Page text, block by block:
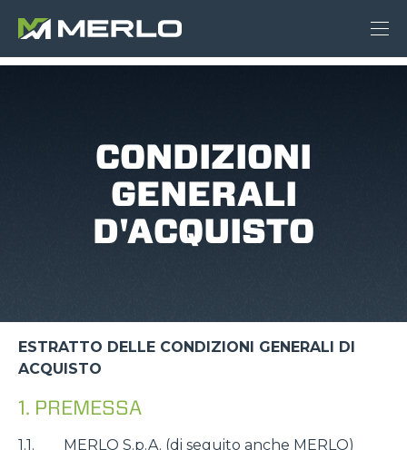
CONDIZIONI
GENERALI
D'ACQUISTO
ESTRATTO DELLE CONDIZIONI GENERALI DI
ACQUISTO
1. PREMESSA
1.1. MERLO S.p.A. (di seguito anche MERLO)